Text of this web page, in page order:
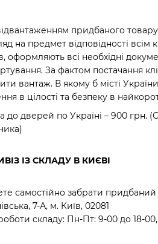
придбаного товару
на предмет відповідності всім
оформляють всі необхідні
За фактом постачання
вантаж. В якому б місті
в цілості та безпеку в
до дверей по Україні – 900 грн.
ІЗ СКЛАДУ В КИЄВІ
самостійно забрати придбаний
7-А, м. Київ, 02081
складу: Пн-Пт: 9-00 до 18-